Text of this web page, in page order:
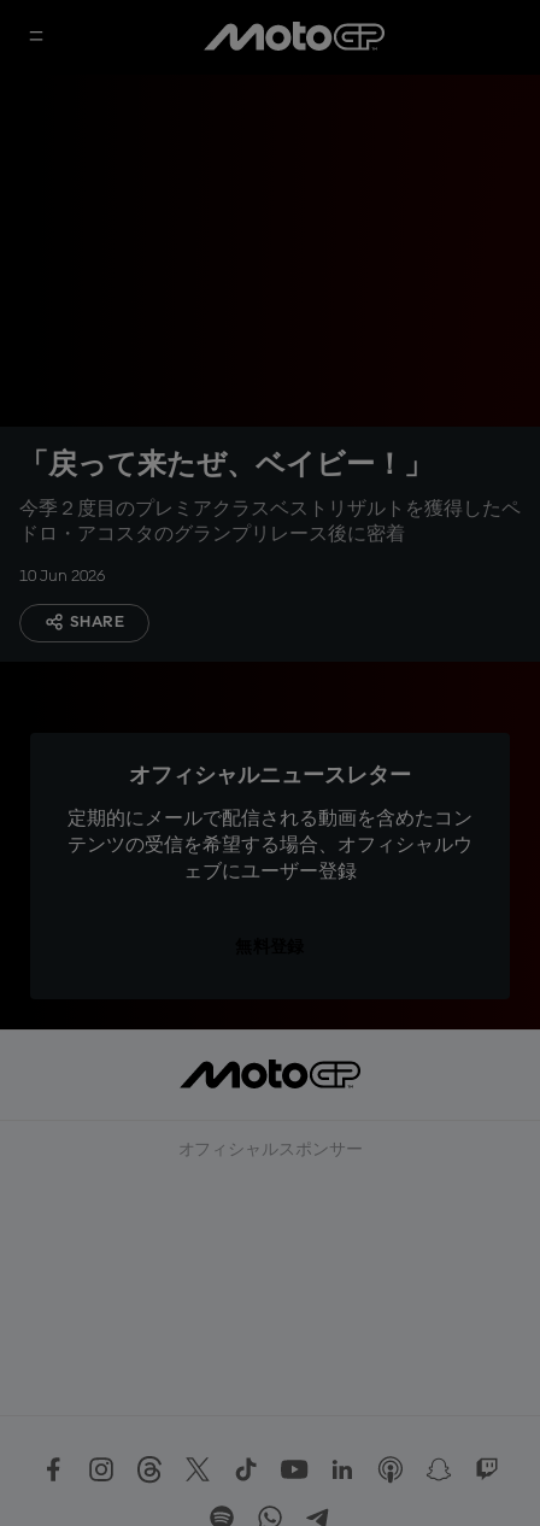
「戻って来たぜ、ベイビー！」
今季２度目のプレミアクラスベストリザルトを獲得したペ
ドロ・アコスタのグランプリレース後に密着
10 Jun 2026
SHARE
オフィシャルニュースレター
定期的にメールで配信される動画を含めたコン
テンツの受信を希望する場合、オフィシャルウ
ェブにユーザー登録
オフィシャルスポンサー